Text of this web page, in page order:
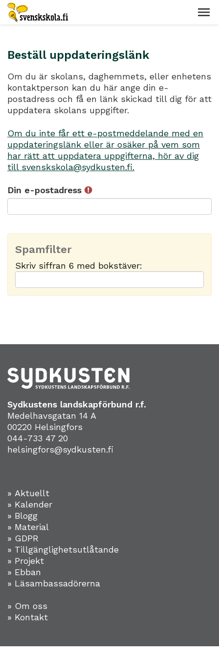
Beställ uppdateringslänk
Om du är skolans, daghemmets, eller enhetens
kontaktperson kan du här ange din e-
postadress och få en länk skickad till dig för att
uppdatera skolans uppgifter.
Om du inte får ett e-postmeddelande med en
uppdateringslänk eller är osäker på vem som
har rätt att uppdatera uppgifterna, hör av dig
till svenskskola@sydkusten.fi.
Din e-postadress
Spamfilter
Skriv siffran 6 med bokstäver:
Sydkustens landskapförbund r.f.
Medelhavsgatan 14 A
00220 Helsingfors
044-733 47 20
helsingfors@sydkusten.fi
» Aktuellt
» Kalender
» Blogg
» Material
» GDPR
» Tillgänglighetsutlåtande
» Projekt
» Ebban
» Läsambassadörerna
» Om oss
» Kontakt